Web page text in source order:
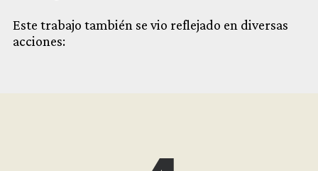
Este trabajo también se vio reflejado en diversas
acciones: